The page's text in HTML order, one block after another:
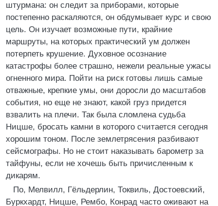
штурмана: он следит за приборами, которые
постепенно раскаляются, он обдумывает курс и свою
цель. Он изучает возможные пути, крайние
маршруты, на которых практический ум должен
потерпеть крушение. Духовное осознание
катастрофы более страшно, нежели реальные ужасы
огненного мира. Пойти на риск готовы лишь самые
отважные, крепкие умы, они доросли до масштабов
события, но еще не знают, какой груз придется
взвалить на плечи. Так была сломлена судьба
Ницше, бросать камни в которого считается сегодня
хорошим тоном. После землетрясения разбивают
сейсмографы. Но не стоит наказывать барометр за
тайфуны, если не хочешь быть причисленным к
дикарям.
По, Мелвилл, Гёльдерлин, Токвиль, Достоевский,
Буркхардт, Ницше, Рембо, Конрад часто оживают на